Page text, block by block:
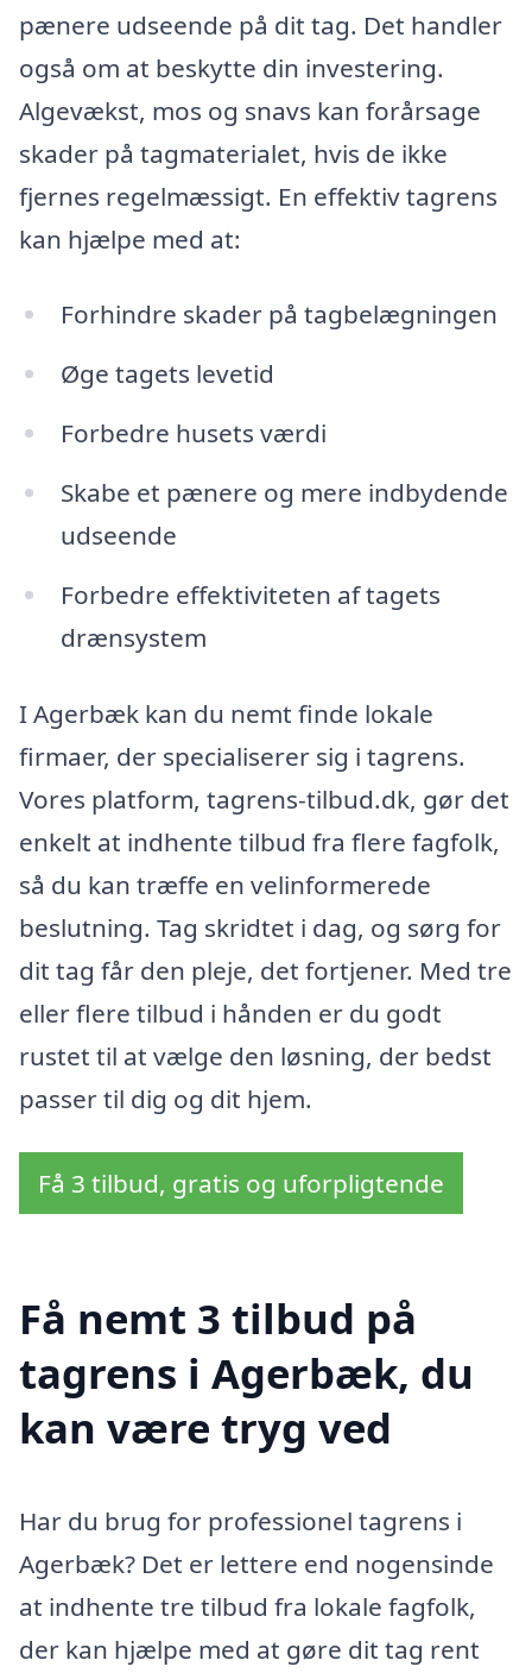
pænere udseende på dit tag. Det handler
også om at beskytte din investering.
Algevækst, mos og snavs kan forårsage
skader på tagmaterialet, hvis de ikke
fjernes regelmæssigt. En effektiv tagrens
kan hjælpe med at:
Forhindre skader på tagbelægningen
Øge tagets levetid
Forbedre husets værdi
Skabe et pænere og mere indbydende
udseende
Forbedre effektiviteten af tagets
drænsystem
I Agerbæk kan du nemt finde lokale
firmaer, der specialiserer sig i tagrens.
Vores platform, tagrens-tilbud.dk, gør det
enkelt at indhente tilbud fra flere fagfolk,
så du kan træffe en velinformerede
beslutning. Tag skridtet i dag, og sørg for
dit tag får den pleje, det fortjener. Med tre
eller flere tilbud i hånden er du godt
rustet til at vælge den løsning, der bedst
passer til dig og dit hjem.
Få 3 tilbud, gratis og uforpligtende
Få nemt 3 tilbud på
tagrens i Agerbæk, du
kan være tryg ved
Har du brug for professionel tagrens i
Agerbæk? Det er lettere end nogensinde
at indhente tre tilbud fra lokale fagfolk,
der kan hjælpe med at gøre dit tag rent